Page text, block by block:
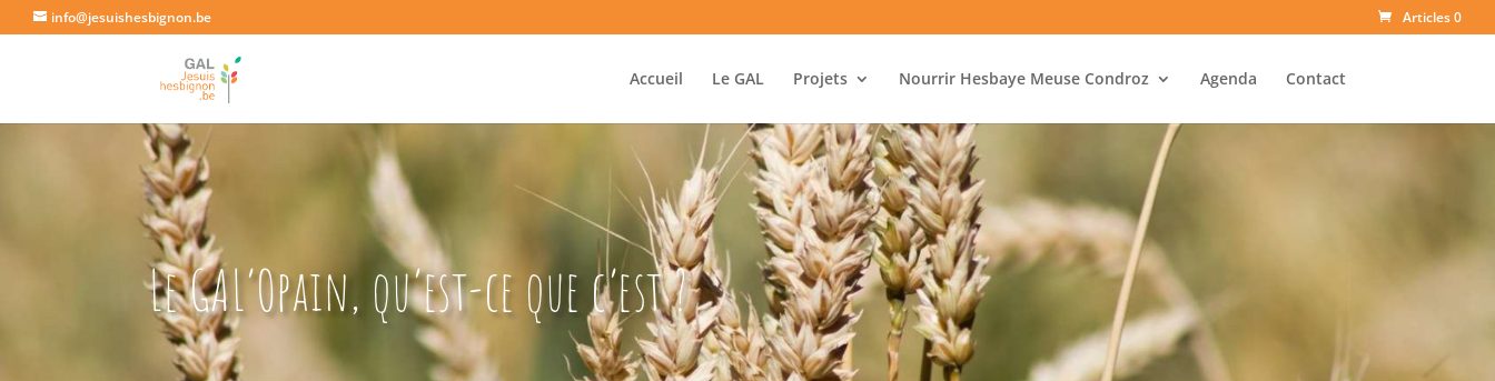
info@jesuishesbignon.be Articles 0
Accueil Le GAL Projets Nourrir Hesbaye Meuse Condroz Agenda Contact
Le GAL’Opain, qu’est-ce que c’est ?